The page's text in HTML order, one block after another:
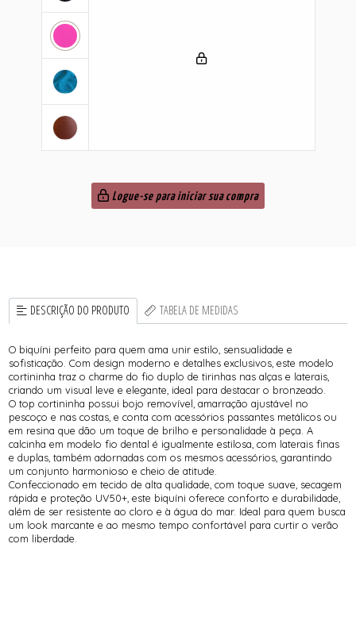
Logue-se para iniciar sua compra
DESCRIÇÃO DO PRODUTO TABELA DE MEDIDAS
O biquíni perfeito para quem ama unir estilo, sensualidade e
sofisticação. Com design moderno e detalhes exclusivos, este modelo
cortininha traz o charme do fio duplo de tirinhas nas alças e laterais,
criando um visual leve e elegante, ideal para destacar o bronzeado.
O top cortininha possui bojo removível, amarração ajustável no
pescoço e nas costas, e conta com acessórios passantes metálicos ou
em resina que dão um toque de brilho e personalidade à peça. A
calcinha em modelo fio dental é igualmente estilosa, com laterais finas
e duplas, também adornadas com os mesmos acessórios, garantindo
um conjunto harmonioso e cheio de atitude.
Confeccionado em tecido de alta qualidade, com toque suave, secagem
rápida e proteção UV50+, este biquíni oferece conforto e durabilidade,
além de ser resistente ao cloro e à água do mar. Ideal para quem busca
um look marcante e ao mesmo tempo confortável para curtir o verão
com liberdade.